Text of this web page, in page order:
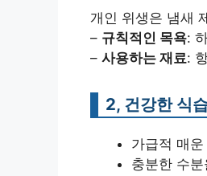
개인 위생은 냄새
– 규칙적인 목욕:
– 사용하는 재료:
2, 건강한 식
가급적 매
충분한 수